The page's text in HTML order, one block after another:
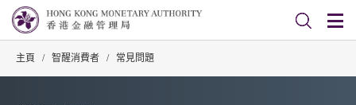
主頁 / 智醒消費者 / 常見問題